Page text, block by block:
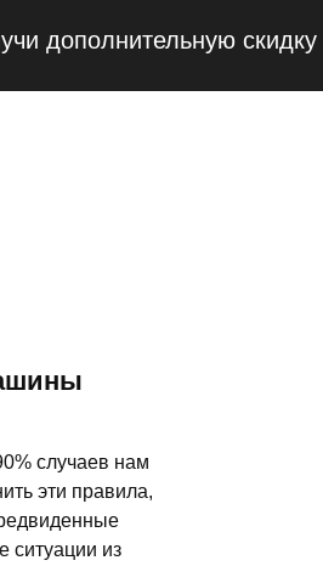
скидку —
случаев нам
эти правила,
из